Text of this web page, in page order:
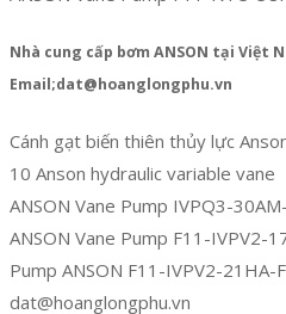
Nhà cung cấp bơm ANSON tại Việt
Email;dat@hoanglongphu.vn
Cánh gạt biến thiên thủy lực
10 Anson hydraulic variable vane
ANSON Vane Pump IVPQ3-
ANSON Vane Pump F11-IVPV2-
Pump ANSON F11-IVPV2-21HA-
dat@hoanglongphu.vn